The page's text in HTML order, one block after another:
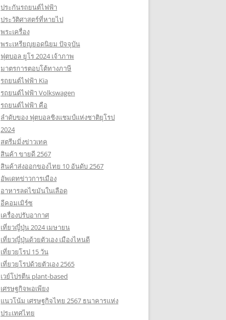
ประกันรถยนต์ไฟฟ้า
ประวัติศาสตร์ที่หายไป
พระเครื่อง
พระเหรียญยอดนิยม ปัจจุบัน
ฟุตบอล ยูโร 2024 เจ้าภาพ
มาตรการตอบโต้ทางภาษี
รถยนต์ไฟฟ้า Kia
รถยนต์ไฟฟ้า Volkswagen
รถยนต์ไฟฟ้า คือ
ลำดับของ ฟุตบอลชิงแชมป์แห่งชาติยุโรป
2024
สตรีมมิ่งข่าวเทค
สินค้า ขายดี 2567
สินค้าส่งออกของไทย 10 อันดับ 2567
อัพเดทข่าวการเมือง
อาหารลดไขมันในเลือด
อีคอมเมิร์ซ
เครื่องปรับอากาศ
เที่ยวญี่ปุ่น 2024 เมษายน
เที่ยวญี่ปุ่นด้วยตัวเอง เมืองไหนดี
เที่ยวยุโรป 15 วัน
เที่ยวยุโรปด้วยตัวเอง 2565
เวย์โปรตีน plant-based
เศรษฐกิจพอเพียง
แนวโน้ม เศรษฐกิจไทย 2567 ธนาคารแห่ง
ประเทศไทย